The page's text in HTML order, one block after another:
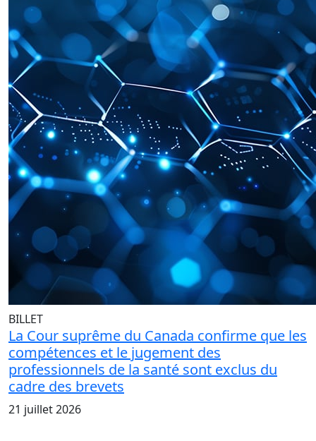
BILLET
La Cour suprême du Canada confirme que les
compétences et le jugement des
professionnels de la santé sont exclus du
cadre des brevets
21 juillet 2026